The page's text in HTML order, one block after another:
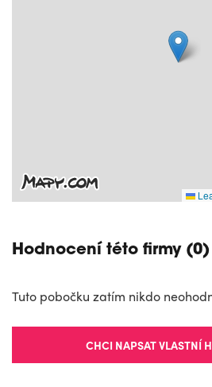
Hodnocení této firmy (0)
Tuto pobočku zatím nikdo
CHCI NAPSAT VLASTNÍ